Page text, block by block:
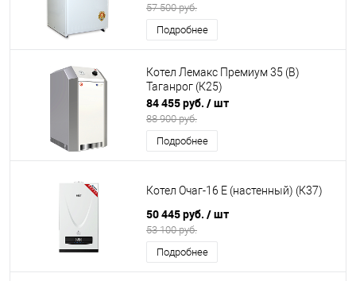
57 500 руб.
Подробнее
Котел Лемакс Премиум 35 (В)
Таганрог (К25)
84 455 руб. / шт
88 900 руб.
Подробнее
Котел Очаг-16 Е (настенный) (К37)
50 445 руб. / шт
53 100 руб.
Подробнее